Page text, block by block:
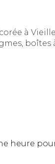
à
heure